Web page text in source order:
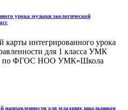
урока музыки экологической
карты интегрированного урока
для 1 класса УМК
по ФГОС НОО УМК«Школа
направленности для младших школьников